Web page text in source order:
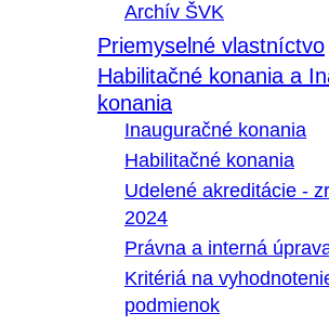
Archív ŠVK
Priemyselné vlastníctvo
Habilitačné konania a
konania
Inauguračné konania
Habilitačné konania
Udelené akreditácie -
2024
Právna a interná
Kritériá na
podmienok